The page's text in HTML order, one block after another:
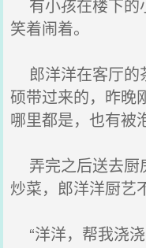
有小孩在楼下的
笑着闹着。
郎洋洋在客厅的
硕带过来的，昨晚
哪里都是，也有被
弄完之后送去厨
炒菜，郎洋洋厨艺
“洋洋，帮我浇浇